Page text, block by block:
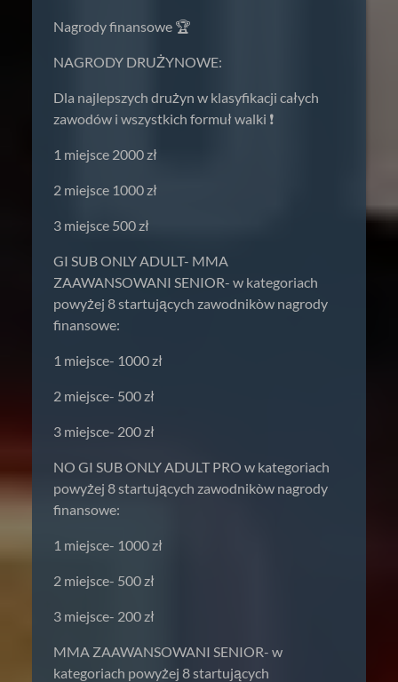
Nagrody finansowe 🏆
NAGRODY DRUŻYNOWE:
Dla najlepszych drużyn w klasyfikacji całych
zawodów i wszystkich formuł walki ❗️
1 miejsce 2000 zł
2 miejsce 1000 zł
3 miejsce 500 zł
GI SUB ONLY ADULT- MMA
ZAAWANSOWANI SENIOR- w kategoriach
powyżej 8 startujących zawodnikòw nagrody
finansowe:
1 miejsce- 1000 zł
2 miejsce- 500 zł
3 miejsce- 200 zł
NO GI SUB ONLY ADULT PRO w kategoriach
powyżej 8 startujących zawodnikòw nagrody
finansowe:
1 miejsce- 1000 zł
2 miejsce- 500 zł
3 miejsce- 200 zł
MMA ZAAWANSOWANI SENIOR- w
kategoriach powyżej 8 startujących